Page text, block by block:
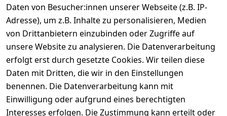
Daten von Besucher:innen unserer Webseite (z.B. IP-
Adresse), um z.B. Inhalte zu personalisieren, Medien
von Drittanbietern einzubinden oder Zugriffe auf
unsere Website zu analysieren. Die Datenverarbeitung
erfolgt erst durch gesetzte Cookies. Wir teilen diese
Daten mit Dritten, die wir in den Einstellungen
benennen. Die Datenverarbeitung kann mit
Einwilligung oder aufgrund eines berechtigten
Interesses erfolgen. Die Zustimmung kann erteilt oder
Rechtliches
AGB
Impressum
Datenschutze
rklärung
Services
Kontakt
Registrieren
Retourenpo
rtal